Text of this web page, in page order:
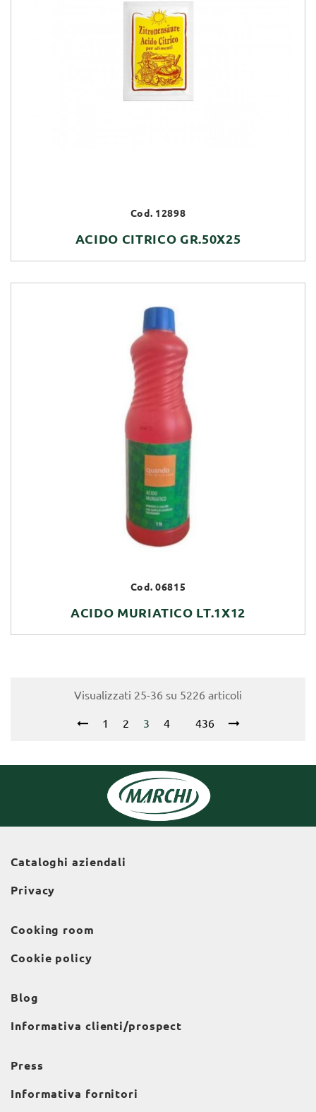
Cod. 12898
ACIDO CITRICO GR.50X25
Cod. 06815
ACIDO MURIATICO LT.1X12
Visualizzati 25-36 su 5226 articoli
1 2 3 4 436
Cataloghi aziendali
Privacy
Cooking room
Cookie policy
Blog
Informativa clienti/prospect
Press
Informativa fornitori